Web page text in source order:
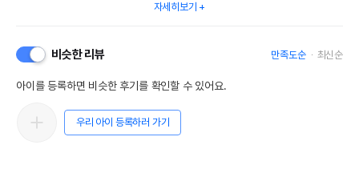
자세히보기
비슷한 리뷰 만족도순 최신순
아이를 등록하면 비슷한 후기를 확인할 수 있어요.
우리 아이 등록하러 가기